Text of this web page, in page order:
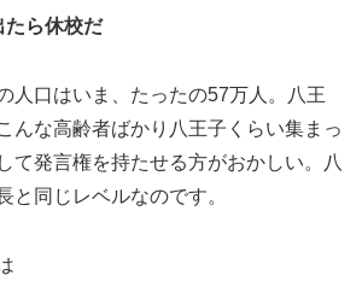
たら休校だ
人口はいま、たったの57万人。八王
んな高齢者ばかり八王子くらい集まっ
て発言権を持たせる方がおかしい。八
と同じレベルなのです。